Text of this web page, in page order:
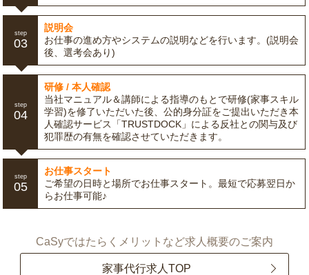
step
03
説明会
お仕事の進め方やシステムの説明などを行います。(説明会
後、選考会あり)
step
04
研修 / 本人確認
当社マニュアル＆講師による指導のもとで研修(家事スキル
学習)を修了いただいた後、公的身分証をご提出いただき本
人確認サービス「TRUSTDOCK」による反社との関与及び
犯罪歴の有無を確認させていただきます。
step
05
お仕事スタート
ご希望の日時と場所でお仕事スタート。最短で応募翌日か
らお仕事可能♪
CaSyではたらくメリットなど求人概要のご案内
家事代行求人TOP